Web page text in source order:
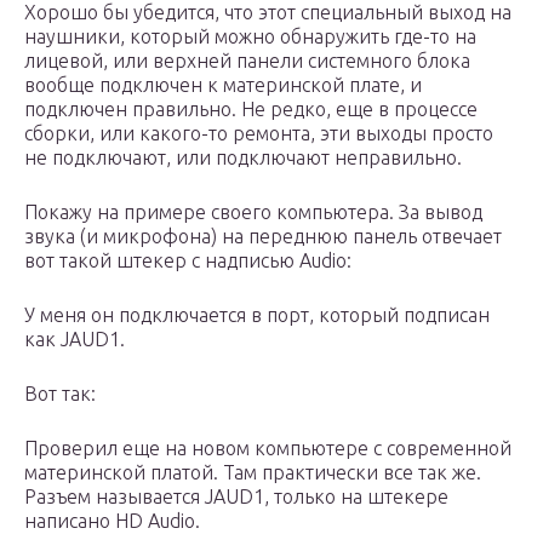
Хорошо бы убедится, что этот специальный выход на
наушники, который можно обнаружить где-то на
лицевой, или верхней панели системного блока
вообще подключен к материнской плате, и
подключен правильно. Не редко, еще в процессе
сборки, или какого-то ремонта, эти выходы просто
не подключают, или подключают неправильно.
Покажу на примере своего компьютера. За вывод
звука (и микрофона) на переднюю панель отвечает
вот такой штекер с надписью Audio:
У меня он подключается в порт, который подписан
как JAUD1.
Вот так:
Проверил еще на новом компьютере с современной
материнской платой. Там практически все так же.
Разъем называется JAUD1, только на штекере
написано HD Audio.